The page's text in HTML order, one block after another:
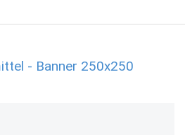
- Banner 250x250